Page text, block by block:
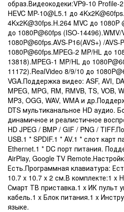
образ.Видеокодеки:VP9-10 Profile-
HEVC MP-10@L5.1 до
4Kx2K@30fps.H.264 MVC до 1080P
до 1080P@60fps (ISO-14496).WMV/
1080P@60fps.AVS-P16(AVS+) /
1080P@60fps.MPEG-2 MP/HL до
13818).MPEG-1 MP/HL до
11172).RealVideo 8/9/10 до
VGA.Поддержка видео: ASF, AVI,
MPEG, MPG, RM, RMVB, TS, VOB,
MP3, OGG, WAV, WMA и
DTS мультиканальное HD аудио.
динамичное и реалистичное
HD JPEG / BMP / GIF / PNG /
USB.1 * SPDIF.1 * AV.1 * слот карт
Ethernet.1 * DC порт питания.
AirPlay, Google TV
Есть.Программная клавиатура:
10.7 x 10.7 x 2 см.В комплекте:1 x
Смарт ТВ приставка.1 x ИК пульт
кабель.1 x Блок питания.1 x
языке.